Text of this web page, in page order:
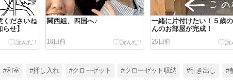
くださいね
せ】
関西組、四国へ♪
18日前
一緒に片付けたい！５歳の
んのお部屋が完成！
25日前
#和室 #押し入れ #クローゼット #クローゼット収納 #引き出し #